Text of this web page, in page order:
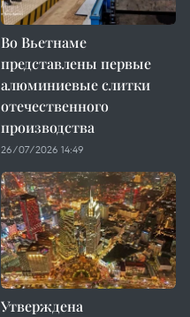
Во Вьетнаме
представлены первые
алюминиевые слитки
отечественного
производства
26/07/2026 14:49
Утверждена